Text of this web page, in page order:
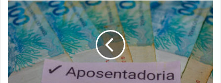
Novas
regras para
aposentadoria
masculina em
2025:
veja idade
mínima,
transições